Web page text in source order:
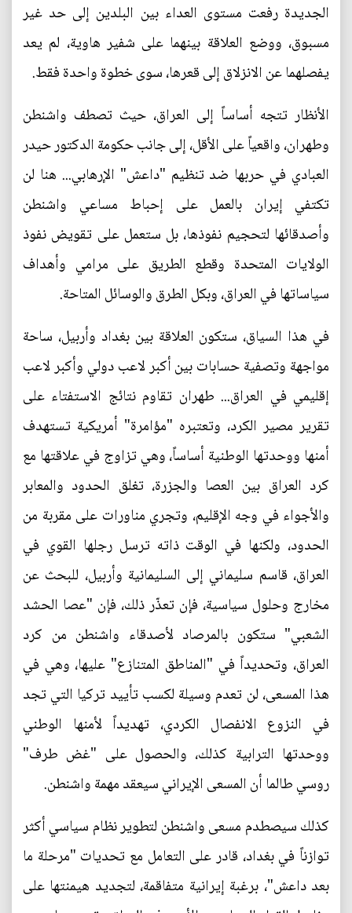
الجديدة رفعت مستوى العداء بين البلدين إلى حد غير
مسبوق، ووضع العلاقة بينهما على شفير هاوية، لم يعد
يفصلهما عن الانزلاق إلى قعرها، سوى خطوة واحدة فقط.
الأنظار تتجه أساساً إلى العراق، حيث تصطف واشنطن
وطهران، واقعياً على الأقل، إلى جانب حكومة الدكتور حيدر
العبادي في حربها ضد تنظيم "داعش" الإرهابي... هنا لن
تكتفي إيران بالعمل على إحباط مساعي واشنطن
وأصدقائها لتحجيم نفوذها، بل ستعمل على تقويض نفوذ
الولايات المتحدة وقطع الطريق على مرامي وأهداف
سياساتها في العراق، وبكل الطرق والوسائل المتاحة.
في هذا السياق، ستكون العلاقة بين بغداد وأربيل، ساحة
مواجهة وتصفية حسابات بين أكبر لاعب دولي وأكبر لاعب
إقليمي في العراق... طهران تقاوم نتائج الاستفتاء على
تقرير مصير الكرد، وتعتبره "مؤامرة" أمريكية تستهدف
أمنها ووحدتها الوطنية أساساً، وهي تزاوج في علاقتها مع
كرد العراق بين العصا والجزرة، تغلق الحدود والمعابر
والأجواء في وجه الإقليم، وتجري مناورات على مقربة من
الحدود، ولكنها في الوقت ذاته ترسل رجلها القوي في
العراق، قاسم سليماني إلى السليمانية وأربيل، للبحث عن
مخارج وحلول سياسية، فإن تعذّر ذلك، فإن "عصا الحشد
الشعبي" ستكون بالمرصاد لأصدقاء واشنطن من كرد
العراق، وتحديداً في "المناطق المتنازع" عليها، وهي في
هذا المسعى، لن تعدم وسيلة لكسب تأييد تركيا التي تجد
في النزوع الانفصال الكردي، تهديداً لأمنها الوطني
ووحدتها الترابية كذلك، والحصول على "غض طرف"
روسي طالما أن المسعى الإيراني سيعقد مهمة واشنطن.
كذلك سيصطدم مسعى واشنطن لتطوير نظام سياسي أكثر
توازناً في بغداد، قادر على التعامل مع تحديات "مرحلة ما
بعد داعش"، برغبة إيرانية متفاقمة، لتجديد هيمنتها على